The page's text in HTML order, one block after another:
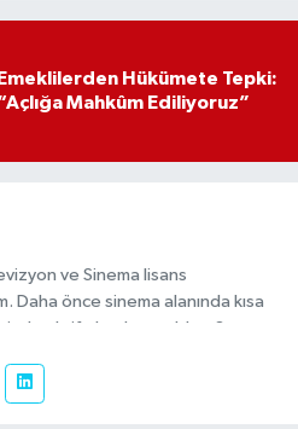
Emeklilerden Hükümete Tepki:
Mahkûm Ediliyoruz”
ve Sinema lisans
Daha önce sinema alanında kısa
aktif olarak yer aldım. Şu an
gündemi sahadan takip ederek
haberler üretiyorum.